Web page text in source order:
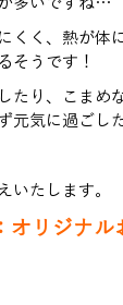
くく、熱が体
そうです！
たり、こまめ
元気に過ごし
いたします。
オリジナル